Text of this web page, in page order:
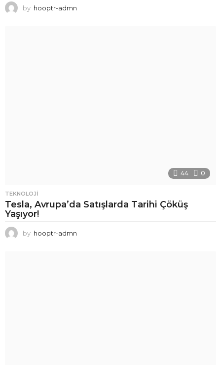
by hooptr-admn
44 0
TEKNOLOJI
Tesla, Avrupa’da Satışlarda Tarihi Çöküş
Yaşıyor!
by hooptr-admn